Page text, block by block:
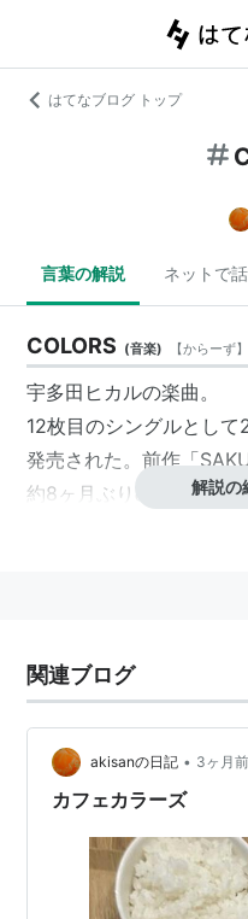
はてなブログ トップ
言葉の解説 ネットで
COLORS (音楽) 【からーず】
宇多田ヒカルの楽曲。
12枚目のシングルとし
発売された。前作「
約8ヶ月ぶりのリリース
アー
発売
クリック: 15回
この商品を含むブログ
リスト::曲タイトル
解説の
関連ブログ
akisanの日記 • 3ヶ月前
カフェカラーズ